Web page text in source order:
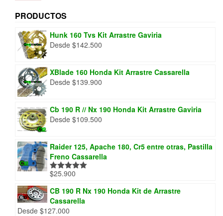
PRODUCTOS
Hunk 160 Tvs Kit Arrastre Gaviria
Desde $142.500
XBlade 160 Honda Kit Arrastre Cassarella
Desde $139.900
Cb 190 R // Nx 190 Honda Kit Arrastre Gaviria
Desde $109.500
Raider 125, Apache 180, Cr5 entre otras, Pastilla
Freno Cassarella
Valorado
5
$25.900
CB 190 R Nx 190 Honda Kit de Arrastre
Cassarella
Desde $127.000